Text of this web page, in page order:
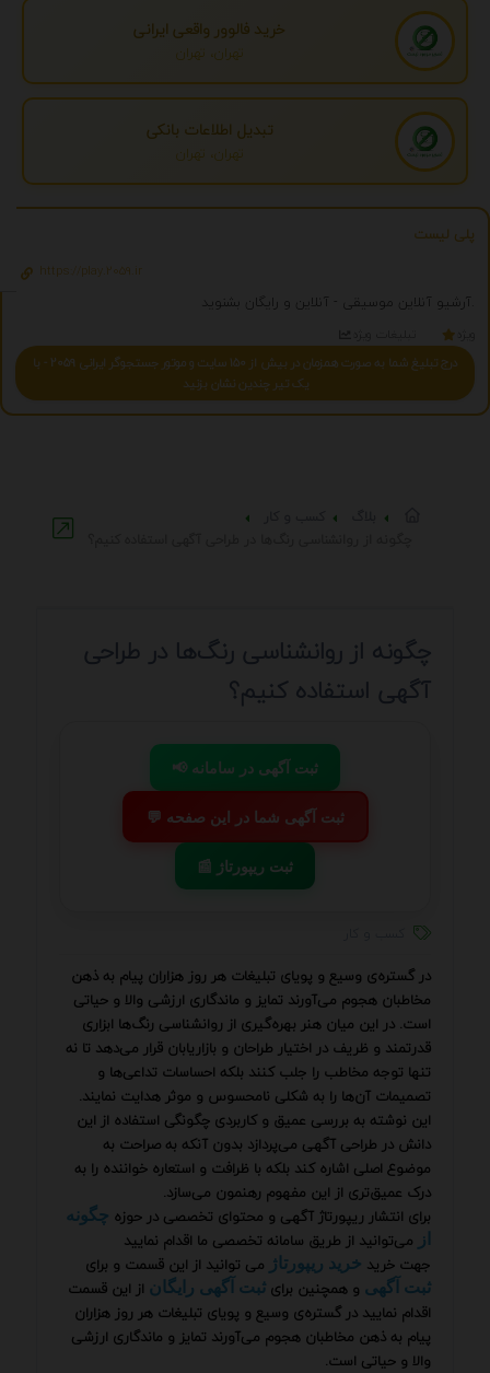
خرید فالوور واقعی ایرانی
تهران، تهران
تبدیل اطلاعات بانکی
تهران، تهران
پلی لیست
https://play.2059.ir
درج تبلیغ شما به صورت همزمان در بیش از 150 سایت و موتور جستجوگر ایرانی 2059 - با
یک تیر چندین نشان بزنید
چگونه از روانشناسی رنگ‌ها در طراحی
آگهی استفاده کنیم؟
📢 ثبت آگهی در سامانه
💬 ثبت آگهی شما در این صفحه
📰 ثبت ریپورتاژ
در گستره‌ی وسیع و پویای تبلیغات هر روز هزاران پیام به ذهن
مخاطبان هجوم می‌آورند تمایز و ماندگاری ارزشی والا و حیاتی
است. در این میان هنر بهره‌گیری از روانشناسی رنگ‌ها ابزاری
قدرتمند و ظریف در اختیار طراحان و بازاریابان قرار می‌دهد تا نه
تنها توجه مخاطب را جلب کنند بلکه احساسات تداعی‌ها و
تصمیمات آن‌ها را به شکلی نامحسوس و موثر هدایت نمایند.
این نوشته به بررسی عمیق و کاربردی چگونگی استفاده از این
دانش در طراحی آگهی می‌پردازد بدون آنکه به صراحت به
موضوع اصلی اشاره کند بلکه با ظرافت و استعاره خواننده را به
درک عمیق‌تری از این مفهوم رهنمون می‌سازد.
برای انتشار ریپورتاژ آگهی و محتوای تخصصی در حوزه چگونه
از می‌توانید از طریق سامانه تخصصی ما اقدام نمایید
جهت خرید خرید ریپورتاژ می توانید از این قسمت و برای
ثبت آگهی و همچنین برای ثبت آگهی رایگان از این قسمت
اقدام نمایید در گستره‌ی وسیع و پویای تبلیغات هر روز هزاران
پیام به ذهن مخاطبان هجوم می‌آورند تمایز و ماندگاری ارزشی
والا و حیاتی است.